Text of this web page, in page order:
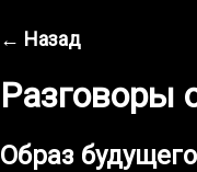
← Назад
Разговоры
Образ